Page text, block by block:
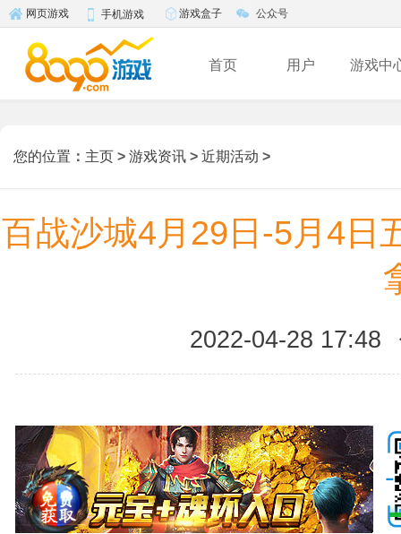
网页游戏 手机游戏 游戏盒子 公众号
首页 用户 游戏中
您的位置 ： 主页 > 游戏资讯 > 近期活动 >
百战沙城4月29日-5月4日
2022-04-28 17:48